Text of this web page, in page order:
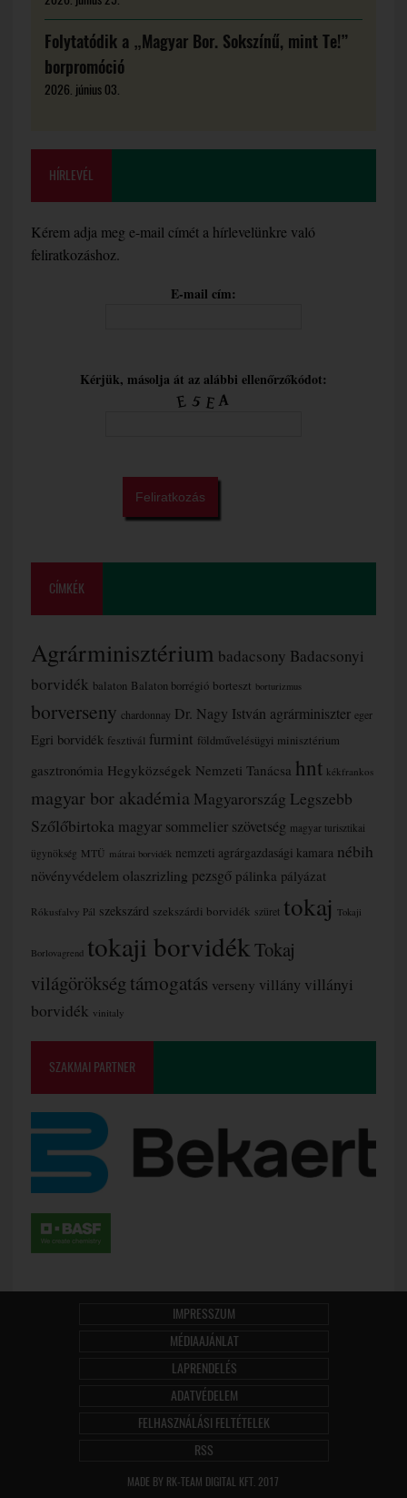
Folytatódik a „Magyar Bor. Sokszínű, mint Te!”
borpromóció
2026. június 03.
HÍRLEVÉL
Kérem adja meg e-mail címét a hírlevelünkre való
feliratkozáshoz.
E-mail cím:
Kérjük, másolja át az alábbi ellenőrzőkódot:
CÍMKÉK
Agrárminisztérium badacsony Badacsonyi
borvidék balaton Balaton borrégió borteszt borturizmus
borverseny chardonnay Dr. Nagy István agrárminiszter eger
Egri borvidék fesztivál furmint földművelésügyi minisztérium
gasztronómia Hegyközségek Nemzeti Tanácsa hnt kékfrankos
magyar bor akadémia Magyarország Legszebb
Szőlőbirtoka magyar sommelier szövetség magyar turisztikai
ügynökség MTÜ mátrai borvidék nemzeti agrárgazdasági kamara nébih
növényvédelem olaszrizling pezsgő pálinka pályázat
Rókusfalvy Pál szekszárd szekszárdi borvidék szüret tokaj Tokaji
Borlovagrend tokaji borvidékTokaj
világörökségtámogatás verseny villány villányi
borvidék vinitaly
SZAKMAI PARTNER
IMPRESSZUM
MÉDIAAJÁNLAT
LAPRENDELÉS
ADATVÉDELEM
FELHASZNÁLÁSI FELTÉTELEK
RSS
MADE BY RK-TEAM DIGITAL KFT. 2017